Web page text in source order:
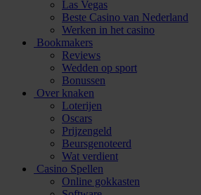
Las Vegas
Beste Casino van Nederland
Werken in het casino
Bookmakers
Reviews
Wedden op sport
Bonussen
Over knaken
Loterijen
Oscars
Prijzengeld
Beursgenoteerd
Wat verdient
Casino Spellen
Online gokkasten